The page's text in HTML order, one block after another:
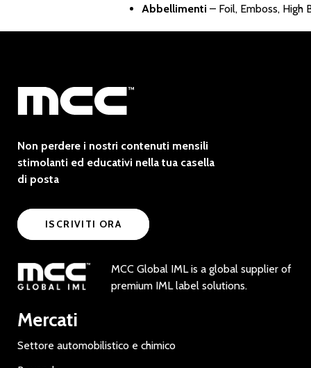
Abbellimenti – Foil, Emboss, High
Non perdere i nostri contenuti mensili
stimolanti ed educativi nella tua casella
di posta
ISCRIVITI ORA
MCC Global IML is a global supplier of
premium IML label solutions.
Mercati
Settore automobilistico e chimico